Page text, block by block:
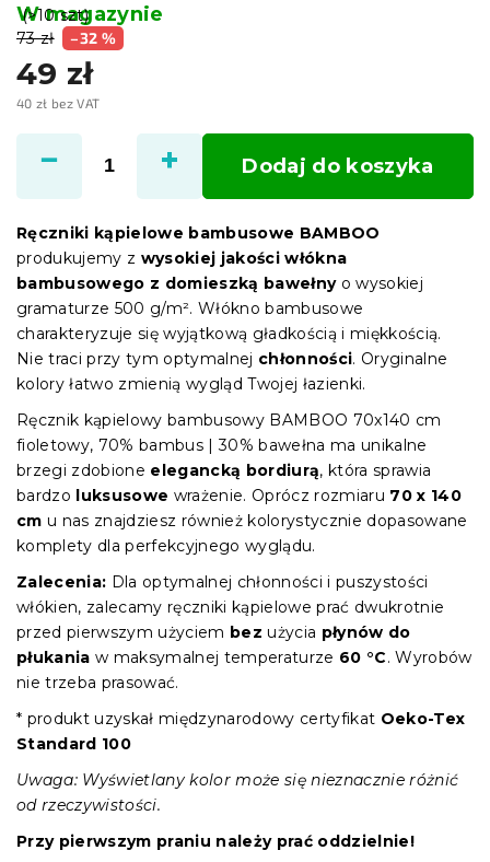
73 zł –32 %
49 zł
40 zł bez VAT
jednostkowa:
W magazynie
(>10 szt)
Dodaj do koszyka
Ręczniki kąpielowe bambusowe BAMBOO
produkujemy z wysokiej jakości włókna
bambusowego z domieszką bawełnyo wysokiej
gramaturze 500 g/m². Włókno bambusowe
charakteryzuje się wyjątkową gładkością i miękkością.
Nie traci przy tym optymalnej chłonności. Oryginalne
kolory łatwo zmienią wygląd Twojej łazienki.
Ręcznik kąpielowy bambusowy BAMBOO 70x140 cm
fioletowy, 70% bambus | 30% bawełna ma unikalne
brzegi zdobione elegancką bordiurą, która sprawia
bardzo luksusowe wrażenie. Oprócz rozmiaru 70 x 140
cm u nas znajdziesz również kolorystycznie dopasowane
komplety dla perfekcyjnego wyglądu.
Zalecenia: Dla optymalnej chłonności i puszystości
włókien, zalecamy ręczniki kąpielowe prać dwukrotnie
przed pierwszym użyciem bez użycia płynów do
płukania w maksymalnej temperaturze 60 °C. Wyrobów
nie trzeba prasować.
* produkt uzyskał międzynarodowy certyfikat Oeko-Tex
Standard 100
Uwaga: Wyświetlany kolor może się nieznacznie różnić
od rzeczywistości.
Przy pierwszym praniu należy prać oddzielnie!